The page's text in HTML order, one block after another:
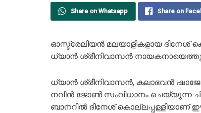
Share on Whatsapp Share on
ഓസ്ട്രേലിയൻ മലയാളികളായ ദിനേശ്
ധ്യാൻ ശ്രീനിവാസൻ
ധ്യാന്‍ ശ്രീനിവാസന്‍, കലാഭവൻ
നവീൻ ജോൺ സംവിധാനം ചെയ്യുന്ന
ബാനറില്‍ ദിനേശ് കൊല്ലപ്പള്ളിയാണ്